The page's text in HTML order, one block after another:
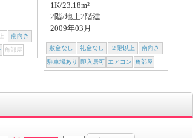
南向き
角部屋
1K/23.18m²
2階/地上2階建
2009年03月
敷金なし 礼金なし ２階以上 南向き
駐車場あり 即入居可 エアコン 角部屋